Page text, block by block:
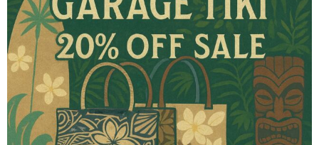
ありがとうございました！
2026/04/16
松戸市よりお越しのお客様のiPhone14の充電不良修理をさせて頂きまし
た！ありがとうございました！
2026/04/16
松戸市よりお越しのお客様のiPhone14Proのガラス交換をさせて頂きまし
た！ありがとうございました！
2026/04/16
鎌ヶ谷市よりお越しのお客様のiPhone13の液晶交換をさせて頂きました！
ありがとうございました！
2026/04/15
鎌ヶ谷市よりお越しのお客様のSwitchの充電不良修理をさせて頂きまし